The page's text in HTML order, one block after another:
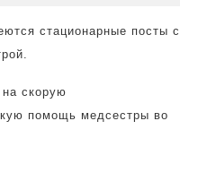
стационарные посты с
на скорую
помощь медсестры во